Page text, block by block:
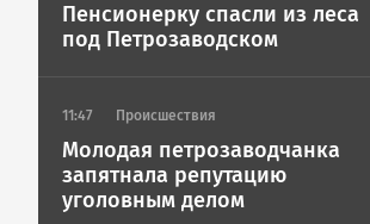
Пенсионерку спасли из леса
под Петрозаводском
11:47 Происшествия
Молодая петрозаводчанка
запятнала репутацию
уголовным делом